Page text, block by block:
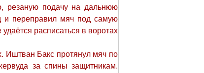
резаную подачу на дальнюю
и переправил мяч под самую
расписаться в воротах
Иштван Бакс протянул мяч по
за спины защитникам.